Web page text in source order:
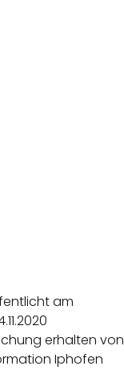
am
erhalten von
Iphofen